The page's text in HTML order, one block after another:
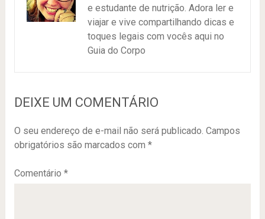
e estudante de nutrição. Adora ler e
viajar e vive compartilhando dicas e
toques legais com vocês aqui no
Guia do Corpo
DEIXE UM COMENTÁRIO
O seu endereço de e-mail não será publicado. Campos
obrigatórios são marcados com *
Comentário *